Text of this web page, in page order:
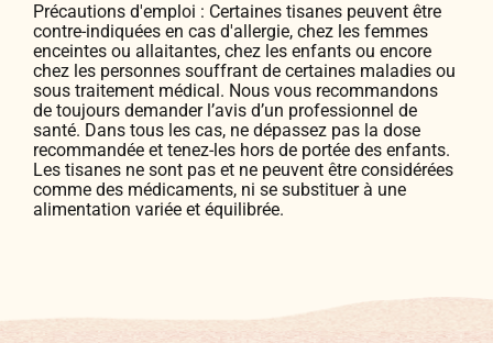
Précautions d'emploi : Certaines tisanes peuvent être
contre-indiquées en cas d'allergie, chez les femmes
enceintes ou allaitantes, chez les enfants ou encore
chez les personnes souffrant de certaines maladies ou
sous traitement médical. Nous vous recommandons
de toujours demander l’avis d’un professionnel de
santé. Dans tous les cas, ne dépassez pas la dose
recommandée et tenez-les hors de portée des enfants.
Les tisanes ne sont pas et ne peuvent être considérées
comme des médicaments, ni se substituer à une
alimentation variée et équilibrée.